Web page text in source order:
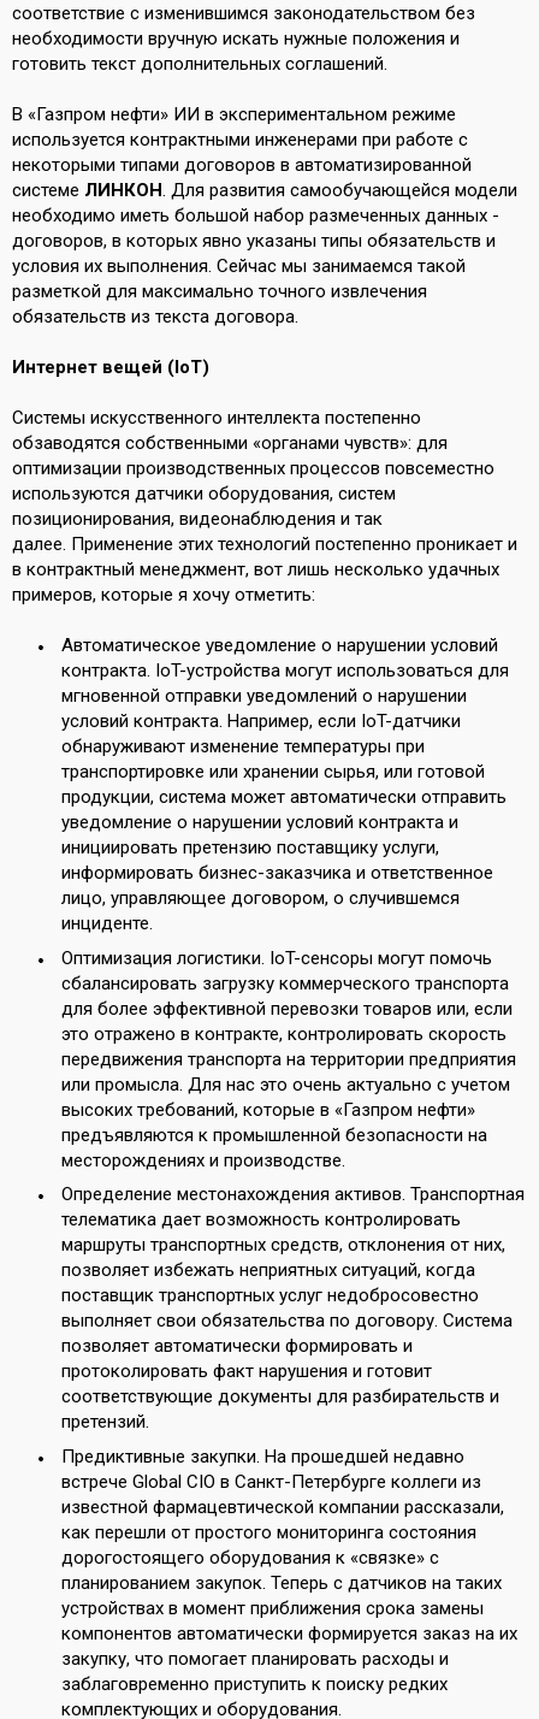
соответствие с изменившимся законодательством без
необходимости вручную искать нужные положения и
готовить текст дополнительных соглашений.
В «Газпром нефти» ИИ в экспериментальном режиме
используется контрактными инженерами при работе с
некоторыми типами договоров в автоматизированной
системе ЛИНКОН. Для развития самообучающейся модели
необходимо иметь большой набор размеченных данных -
договоров, в которых явно указаны типы обязательств и
условия их выполнения. Сейчас мы занимаемся такой
разметкой для максимально точного извлечения
обязательств из текста договора.
Интернет вещей (IoT)
Системы искусственного интеллекта постепенно
обзаводятся собственными «органами чувств»: для
оптимизации производственных процессов повсеместно
используются датчики оборудования, систем
позиционирования, видеонаблюдения и так
далее. Применение этих технологий постепенно проникает и
в контрактный менеджмент, вот лишь несколько удачных
примеров, которые я хочу отметить:
Автоматическое уведомление о нарушении условий
контракта. IoT-устройства могут использоваться для
мгновенной отправки уведомлений о нарушении
условий контракта. Например, если IoT-датчики
обнаруживают изменение температуры при
транспортировке или хранении сырья, или готовой
продукции, система может автоматически отправить
уведомление о нарушении условий контракта и
инициировать претензию поставщику услуги,
информировать бизнес-заказчика и ответственное
лицо, управляющее договором, о случившемся
инциденте.
Оптимизация логистики. IoT-сенсоры могут помочь
сбалансировать загрузку коммерческого транспорта
для более эффективной перевозки товаров или, если
это отражено в контракте, контролировать скорость
передвижения транспорта на территории предприятия
или промысла. Для нас это очень актуально с учетом
высоких требований, которые в «Газпром нефти»
предъявляются к промышленной безопасности на
месторождениях и производстве.
Определение местонахождения активов. Транспортная
телематика дает возможность контролировать
маршруты транспортных средств, отклонения от них,
позволяет избежать неприятных ситуаций, когда
поставщик транспортных услуг недобросовестно
выполняет свои обязательства по договору. Система
позволяет автоматически формировать и
протоколировать факт нарушения и готовит
соответствующие документы для разбирательств и
претензий.
Предиктивные закупки. На прошедшей недавно
встрече Global CIO в Санкт-Петербурге коллеги из
известной фармацевтической компании рассказали,
как перешли от простого мониторинга состояния
дорогостоящего оборудования к «связке» с
планированием закупок. Теперь с датчиков на таких
устройствах в момент приближения срока замены
компонентов автоматически формируется заказ на их
закупку, что помогает планировать расходы и
заблаговременно приступить к поиску редких
комплектующих и оборудования.